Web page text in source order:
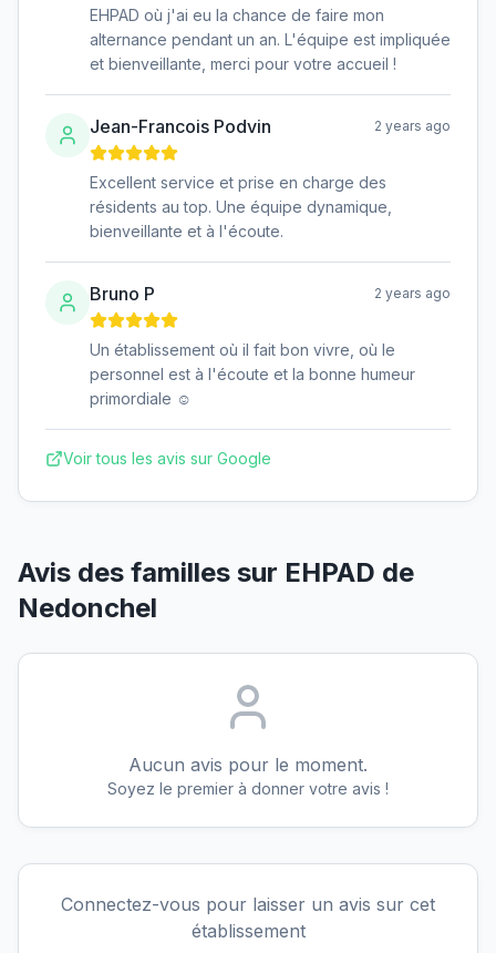
EHPAD où j'ai eu la chance de faire mon
alternance pendant un an. L'équipe est impliquée
et bienveillante, merci pour votre accueil !
Jean-Francois Podvin 2 years ago
Excellent service et prise en charge des
résidents au top. Une équipe dynamique,
bienveillante et à l'écoute.
Bruno P 2 years ago
Un établissement où il fait bon vivre, où le
personnel est à l'écoute et la bonne humeur
primordiale ☺️
Voir tous les avis sur Google
Avis des familles sur EHPAD de
Nedonchel
Aucun avis pour le moment.
Soyez le premier à donner votre avis !
Connectez-vous pour laisser un avis sur cet
établissement